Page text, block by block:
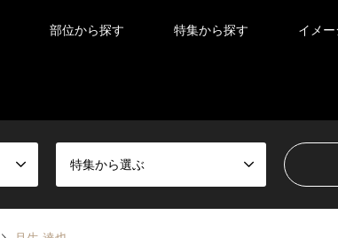
部位から探す 特集から探す イメ
特集から選ぶ